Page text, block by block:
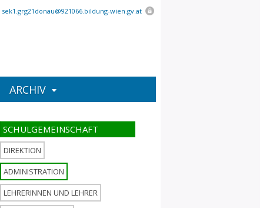
sek1.grg21donau@921066.bildung-wien.gv.at
ARCHIV
DIREKTION
ADMINISTRATION
LEHRERINNEN UND LEHRER